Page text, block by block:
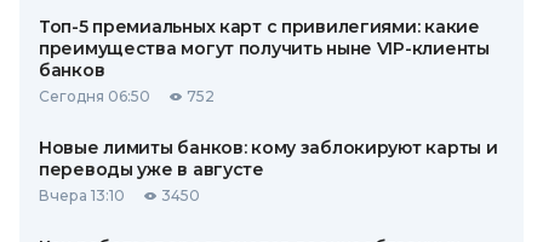
Топ-5 премиальных карт с привилегиями: какие
преимущества могут получить ныне VIP-клиенты
банков
Сегодня 06:50 752
Новые лимиты банков: кому заблокируют карты и
переводы уже в августе
Вчера 13:10 3450